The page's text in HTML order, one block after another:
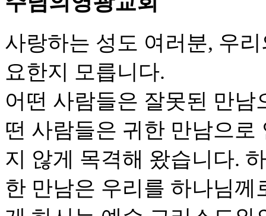
사랑하는 성도 여러분, 우
요한지 모릅니다.
어떤 사람들은 잘못된 만
떤 사람들은 귀한 만남으
지 않게 목격해 왔습니다.
한 만남은 우리를 하나님